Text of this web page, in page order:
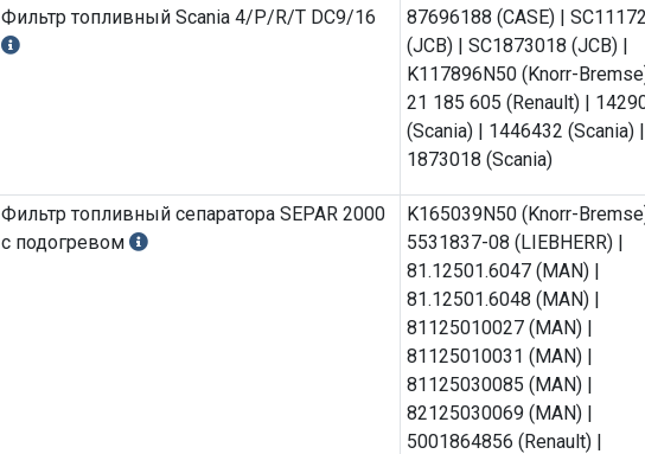
477 00 03 (Mercedes-
A000 470 21 90 (Mercedes-
Benz) | A000 477 03 03
(Mercedes-Benz) | A000 477
1302 (Mercedes-Benz) |
A0004770103 (Mercedes-
A686 477 00 03 (Mercedes-
Benz) | 74 24 993 624
11110683 (VOLVO) |
(VOLVO) | 21409660 (VOLVO)
Фильтр топливный Scania 4/P/R/T DC9/16
87696188 (CASE) |
(JCB) | SC1873018 (JCB) |
K117896N50 (Knorr-
21 185 605 (Renault) |
(Scania) | 1446432 (Scania) |
1873018 (Scania)
Фильтр топливный сепаратора SEPAR 2000
с подогревом
K165039N50 (Knorr-
5531837-08 (LIEBHERR) |
81.12501.6047 (MAN) |
81.12501.6048 (MAN) |
81125010027 (MAN) |
81125010031 (MAN) |
81125030085 (MAN) |
82125030069 (MAN) |
5001864856 (Renault) |